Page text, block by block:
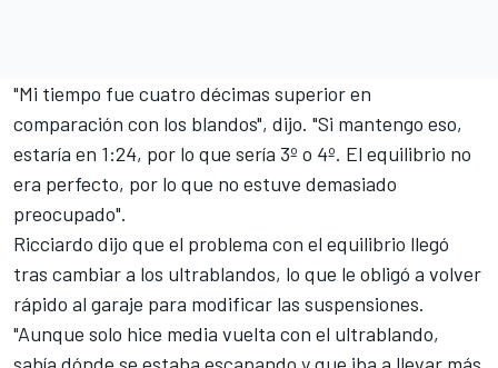
"Mi tiempo fue cuatro décimas superior en
comparación con los blandos", dijo. "Si mantengo eso,
estaría en 1:24, por lo que sería 3º o 4º. El equilibrio no
era perfecto, por lo que no estuve demasiado
preocupado".
Ricciardo dijo que el problema con el equilibrio llegó
tras cambiar a los ultrablandos, lo que le obligó a volver
rápido al garaje para modificar las suspensiones.
"Aunque solo hice media vuelta con el ultrablando,